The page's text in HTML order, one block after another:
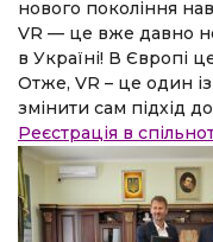
нового покоління
VR — це вже давно
в Україні! В Європі
Отже, VR – це один
змінити сам підхід
Реєстрація в